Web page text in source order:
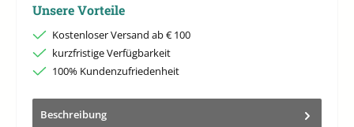
Unsere Vorteile
Kostenloser Versand ab € 100
kurzfristige Verfügbarkeit
100% Kundenzufriedenheit
Beschreibung